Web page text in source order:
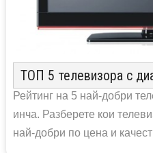
ТОП 5 телевизора с
Рейтинг на 5 най-добри
инча. Разберете кои
най-добри по цена и